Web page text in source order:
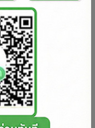
ง (ทุกเครือข่าย)
งมาที่ 4230201
call
R2
(เฉพาะ) ระบบ Dtac กด
รหัส R11 เท่านั้น